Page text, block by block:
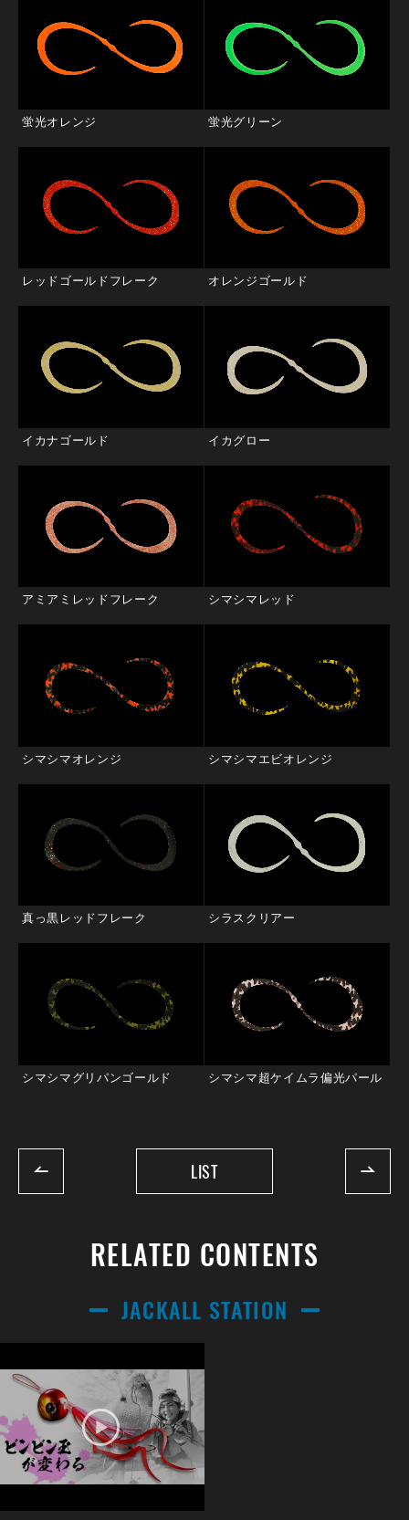
蛍光オレンジ 蛍光グリーン
レッドゴールドフレーク オレンジゴールド
イカナゴールド イカグロー
アミアミレッドフレーク シマシマレッド
シマシマオレンジ シマシマエビオレンジ
真っ黒レッドフレーク シラスクリアー
シマシマグリパンゴールド シマシマ超ケイムラ偏光パール
LIST
RELATED CONTENTS
JACKALL STATION